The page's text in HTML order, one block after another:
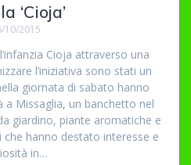
‘Cioja’
10/2015
Cioja attraverso una
l’iniziativa sono stati un
giornata di sabato hanno
a Missaglia, un banchetto nel
giardino, piante aromatiche e
hanno destato interesse e
in…